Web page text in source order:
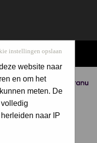
Sponsored by
instellingen opslaan
website naar
en om het
meten. De
naar IP